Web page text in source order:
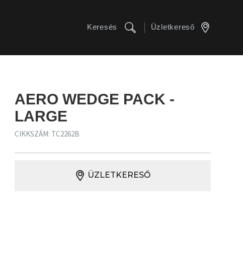
Keresés Üzletkereső
AERO WEDGE PACK -
LARGE
CIKKSZÁM: TC2262B
ÜZLETKERESŐ